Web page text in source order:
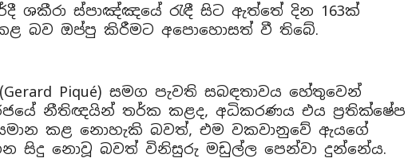
ශකීරා ස්පාඤ්ඤයේ රැඳී සිට ඇත්තේ දින 163ක්
බව ඔප්පු කිරීමට අපොහොසත් වී තිබේ.
Piqué) සමග පැවති සබඳතාවය හේතුවෙන්
නීතිඥයින් තර්ක කළද, අධිකරණය එය ප්‍රතික්ෂේප
කළ නොහැකි බවත්, එම වකවානුවේ ඇයගේ
සිදු නොවූ බවත් විනිසුරු මඩුල්ල පෙන්වා දුන්නේය.